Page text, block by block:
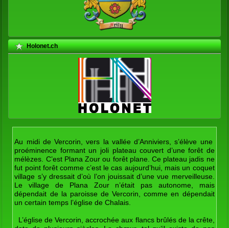
Holonet.ch
Au midi de Vercorin, vers la vallée d’Anniviers, s’élève une
proéminence formant un joli plateau couvert d’une forêt de
mélèzes. C’est Plana Zour ou forêt plane. Ce plateau jadis ne
fut point forêt comme c’est le cas aujourd’hui, mais un coquet
village s’y dressait d’où l’on jouissait d’une vue merveilleuse.
Le village de Plana Zour n’était pas autonome, mais
dépendait de la paroisse de Vercorin, comme en dépendait
un certain temps l’église de Chalais.
L’église de Vercorin, accrochée aux flancs brûlés de la crête,